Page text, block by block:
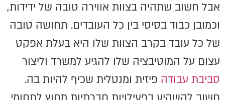
אבל חשוב שתהיה בצוות אווירה טובה של ידידות,
וכמובן כבוד בסיסי בין כל העובדים. תחושה טובה
של כל עובד בקרב הצוות שלו היא בעלת אפקט
עצום על המוטיבציה שלו להגיע למשרד וליצור
סביבת עבודה פיזית ומנטלית שכיף להיות בה.